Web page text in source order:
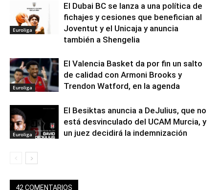
Euroliga
El Dubai BC se lanza a una política de
fichajes y cesiones que benefician al
Joventut y el Unicaja y anuncia
también a Shengelia
Euroliga
El Valencia Basket da por fin un salto
de calidad con Armoni Brooks y
Trendon Watford, en la agenda
Euroliga
El Besiktas anuncia a DeJulius, que no
está desvinculado del UCAM Murcia, y
un juez decidirá la indemnización
42 COMENTARIOS